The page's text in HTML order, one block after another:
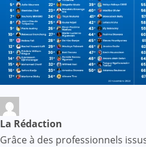
La Rédaction
Grâce à des professionnels